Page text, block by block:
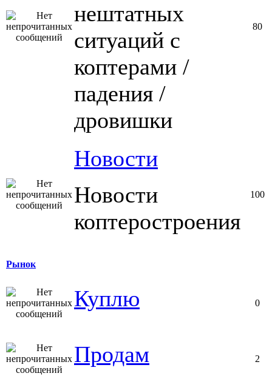
нештатных
ситуаций с
коптерами /
падения /
дровишки
80
Новости
Новости
коптеростроения
100
Рынок
Куплю 0
Продам 2